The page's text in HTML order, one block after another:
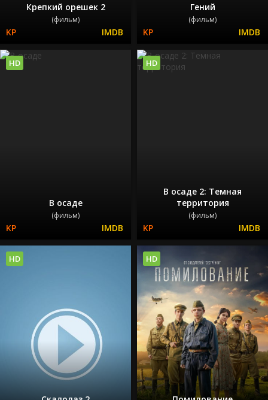
Крепкий орешек 2
(фильм)
Гений
(фильм)
В осаде
(фильм)
HD
В осаде 2: Темная
территория
(фильм)
HD
HD HD